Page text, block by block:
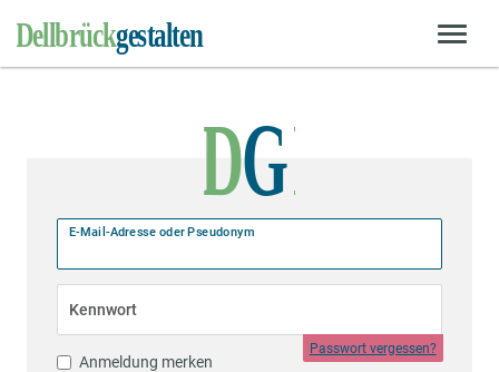
E-Mail-Adresse oder Pseudonym
Kennwort
Passwort vergessen?
Anmeldung merken